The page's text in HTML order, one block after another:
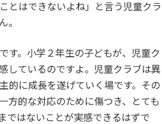
とはできないよね」と言う児童クラ
。
。小学２年生の子どもが、児童ク
しているのですよ。児童クラブは異
的に成長を遂げていく場です。その
方的な対応のために傷つき、とても
ではないことが実感できるはずで